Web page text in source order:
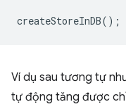
createStoreInDB();
Ví dụ sau tương tự
tự động tăng được